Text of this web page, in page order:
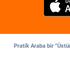
Pratik Araba bir